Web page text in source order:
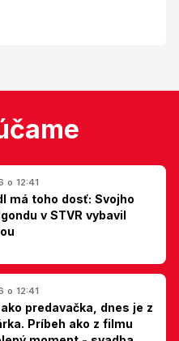
o 12:41
má toho dosť: Svojho
v STVR vybavil
o 12:41
predavačka, dnes je z
Príbeh ako z filmu